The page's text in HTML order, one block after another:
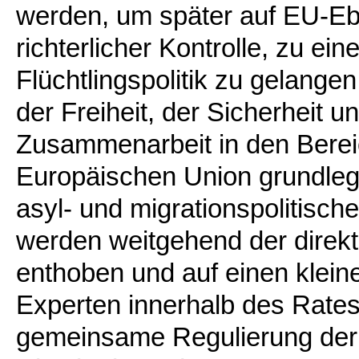
werden, um später auf EU-
richterlicher Kontrolle, zu
Flüchtlingspolitik zu
der Freiheit, der Sicherheit
Zusammenarbeit in den
Europäischen Union
asyl- und
werden weitgehend der
enthoben und auf einen
Experten innerhalb des
gemeinsame Regulierung